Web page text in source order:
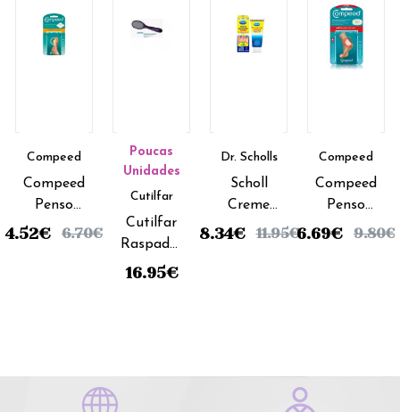
Compeed
Compeed
Penso
Joanetes
4.52€ 6.70€
Poucas
Unidades
Cutilfar
Cutilfar
Raspador
Cerâmica
16.95€
Dr. Scholls
Scholl
Creme
Calcanhares
8.34€ 11.95€
Compeed
Compeed
Penso
Bolhas
6.69€ 9.80€